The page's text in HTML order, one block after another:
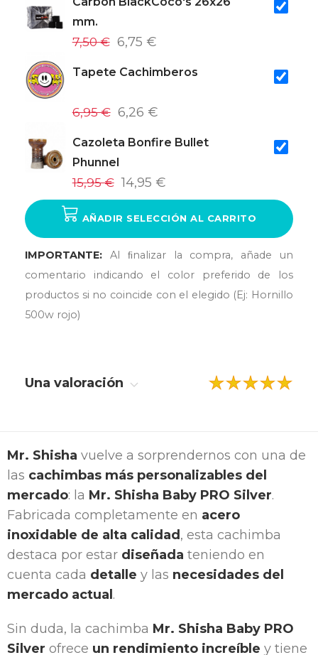
mm.
7,50 € 6,75 €
Tapete Cachimberos
6,95 € 6,26 €
Cazoleta Bonfire Bullet
Phunnel
15,95 € 14,95 €
AÑADIR SELECCIÓN AL CARRITO
IMPORTANTE: Al ﬁnalizar la compra, añade un
comentario indicando el color preferido de los
productos si no coincide con el elegido (Ej: Hornillo
500w rojo)
Una valoración
Mr. Shisha vuelve a sorprendernos con una de
las cachimbas más personalizables del
mercado: la Mr. Shisha Baby PRO Silver.
Fabricada completamente en acero
inoxidable de alta calidad , esta cachimba
destaca por estar diseñada teniendo en
cuenta cada detalle y las necesidades del
mercado actual .
Sin duda, la cachimba Mr. Shisha Baby PRO
Silver ofrece un rendimiento increíble y tiene